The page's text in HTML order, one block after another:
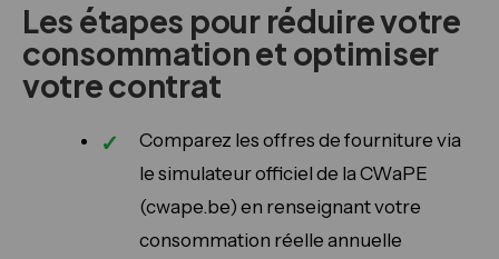
Les étapes pour réduire votre
consommation et optimiser
votre contrat
Comparez les offres de fourniture via
le simulateur officiel de la CWaPE
(cwape.be) en renseignant votre
consommation réelle annuelle